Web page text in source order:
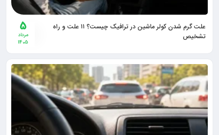
5
مرداد
1405
علت گرم شدن کولر ماشین در ترافیک چیست؟ ۱۱ علت و راه
تشخیص